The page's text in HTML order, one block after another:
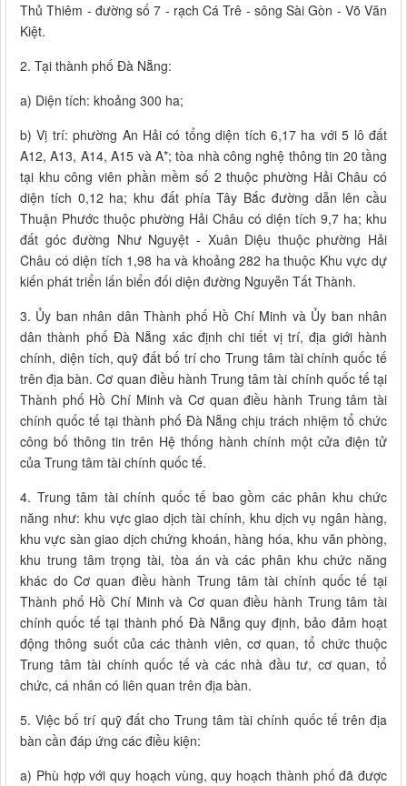
Thủ Thiêm - đường số 7 - rạch Cá Trê - sông Sài Gòn - Võ Văn
Kiệt.
2. Tại thành phố Đà Nẵng:
a) Diện tích: khoảng 300 ha;
b) Vị trí: phường An Hải có tổng diện tích 6,17 ha với 5 lô đất
A12, A13, A14, A15 và A*; tòa nhà công nghệ thông tin 20 tầng
tại khu công viên phần mềm số 2 thuộc phường Hải Châu có
diện tích 0,12 ha; khu đất phía Tây Bắc đường dẫn lên cầu
Thuận Phước thuộc phường Hải Châu có diện tích 9,7 ha; khu
đất góc đường Như Nguyệt - Xuân Diệu thuộc phường Hải
Châu có diện tích 1,98 ha và khoảng 282 ha thuộc Khu vực dự
kiến phát triển lấn biển đối diện đường Nguyễn Tất Thành.
3. Ủy ban nhân dân Thành phố Hồ Chí Minh và Ủy ban nhân
dân thành phố Đà Nẵng xác định chi tiết vị trí, địa giới hành
chính, diện tích, quỹ đất bố trí cho Trung tâm tài chính quốc tế
trên địa bàn. Cơ quan điều hành Trung tâm tài chính quốc tế tại
Thành phố Hồ Chí Minh và Cơ quan điều hành Trung tâm tài
chính quốc tế tại thành phố Đà Nẵng chịu trách nhiệm tổ chức
công bố thông tin trên Hệ thống hành chính một cửa điện tử
của Trung tâm tài chính quốc tế.
4. Trung tâm tài chính quốc tế bao gồm các phân khu chức
năng như: khu vực giao dịch tài chính, khu dịch vụ ngân hàng,
khu vực sàn giao dịch chứng khoán, hàng hóa, khu văn phòng,
khu trung tâm trọng tài, tòa án và các phân khu chức năng
khác do Cơ quan điều hành Trung tâm tài chính quốc tế tại
Thành phố Hồ Chí Minh và Cơ quan điều hành Trung tâm tài
chính quốc tế tại thành phố Đà Nẵng quy định, bảo đảm hoạt
động thông suốt của các thành viên, cơ quan, tổ chức thuộc
Trung tâm tài chính quốc tế và các nhà đầu tư, cơ quan, tổ
chức, cá nhân có liên quan trên địa bàn.
5. Việc bố trí quỹ đất cho Trung tâm tài chính quốc tế trên địa
bàn cần đáp ứng các điều kiện:
a) Phù hợp với quy hoạch vùng, quy hoạch thành phố đã được